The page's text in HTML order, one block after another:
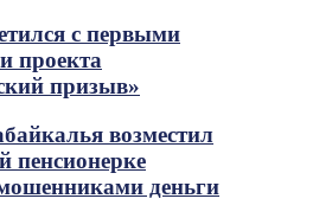
с первыми
проекта
призыв»
возместил
пенсионерке
деньги